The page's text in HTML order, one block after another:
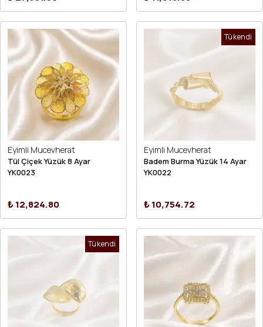
Eyimli Mucevherat
Tül Çiçek Yüzük 8 Ayar
YK0023
₺ 12,824.80
Tükendi
Eyimli Mucevherat
Badem Burma Yüzük 14 Ayar
YK0022
₺ 10,754.72
Tükendi